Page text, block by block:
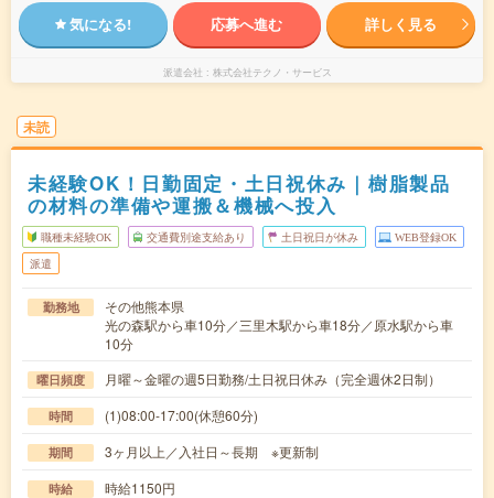
気になる! 応募へ進む 詳しく見る
派遣会社 株式会社テクノ・サービス
未読
未経験OK！日勤固定・土日祝休み｜樹脂製品
の材料の準備や運搬＆機械へ投入
職種未経験OK 交通費別途支給あり 土日祝日が休み WEB登録OK
派遣
勤務地
その他熊本県
光の森駅から車10分／三里木駅から車18分／原水駅から車
10分
曜日頻度 月曜～金曜の週5日勤務/土日祝日休み（完全週休2日制）
時間 (1)08:00-17:00(休憩60分)
期間 3ヶ月以上／入社日～長期 ※更新制
時給 時給1150円